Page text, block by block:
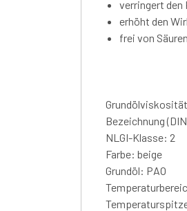
verringert
erhöht den
frei von Säuren
Bezeichnung
NLGI-Klasse: 2
Farbe: beige
Grundöl: PAO